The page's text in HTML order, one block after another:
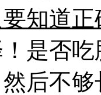
要知道
是否
后不